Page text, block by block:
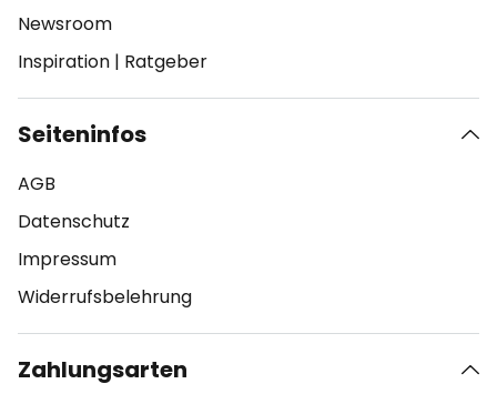
Newsroom
Inspiration | Ratgeber
Seiteninfos
AGB
Datenschutz
Impressum
Widerrufsbelehrung
Zahlungsarten